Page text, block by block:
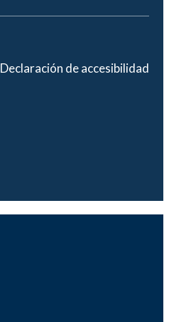
Declaración de accesibilidad